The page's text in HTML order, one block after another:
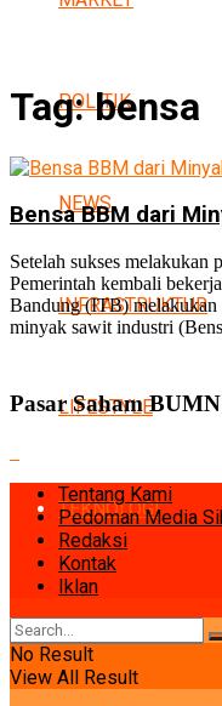
POLITIK
NEWS
INFRASTRUKTUR
LIFESTYLE
TEKNOLOGI
Tag:bensa
Bensa BBM dari
Setelah sukses melakukan
Pemerintah kembali
Bandung (ITB) melakukan
minyak sawit industri
Pasar Saham BUMN
Tentang Kami
Pedoman Media
Redaksi
Kontak
Iklan
No Result
View All Result